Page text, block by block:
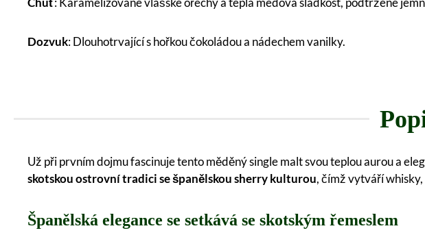
Dozvuk: Dlouhotrvající s hořkou čokoládou a nádechem vanilky.
Už při prvním dojmu fascinuje tento měděný single malt svou teplou aurou a
skotskou ostrovní tradici se španělskou sherry kulturou, čímž vytváří
Španělská elegance se setkává se skotským řemeslem